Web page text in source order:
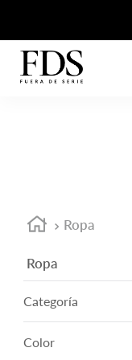
Ropa
Ropa
Categoría
camisetas
Color